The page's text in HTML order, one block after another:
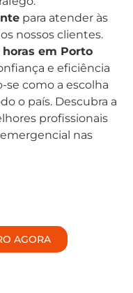
para atender às
nossos clientes.
em Porto
e eficiência
se como a escolha
o país. Descubra a
profissionais
nas
AGORA